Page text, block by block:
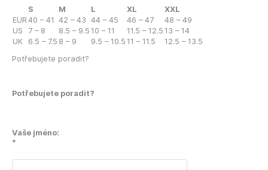
S M L XL
XXL
EUR 40 – 41 42 – 43 44 – 45 46 – 47
48 – 49
US
7 – 8 8.5 – 9.5 10 – 11 11.5 – 12.5 13 – 14
UK
6.5 – 7.5 8 – 9 9.5 – 10.5 11 – 11.5
12.5 – 13.5
Potřebujete poradit?
Potřebujete poradit?
Vaše jméno:
*